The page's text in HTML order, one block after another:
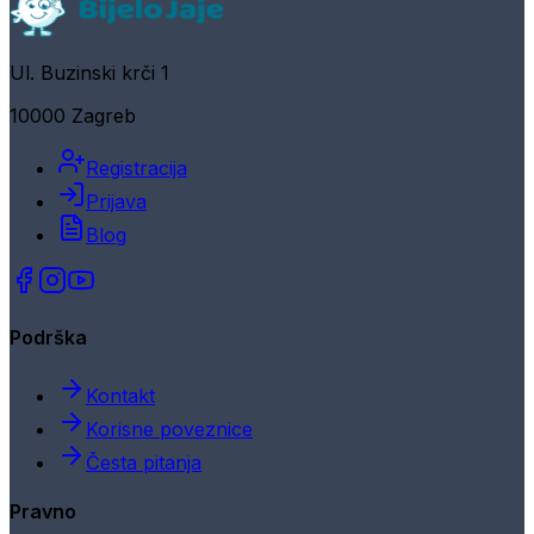
Ul. Buzinski krči 1
10000 Zagreb
Registracija
Prijava
Blog
Podrška
Kontakt
Korisne poveznice
Česta pitanja
Pravno